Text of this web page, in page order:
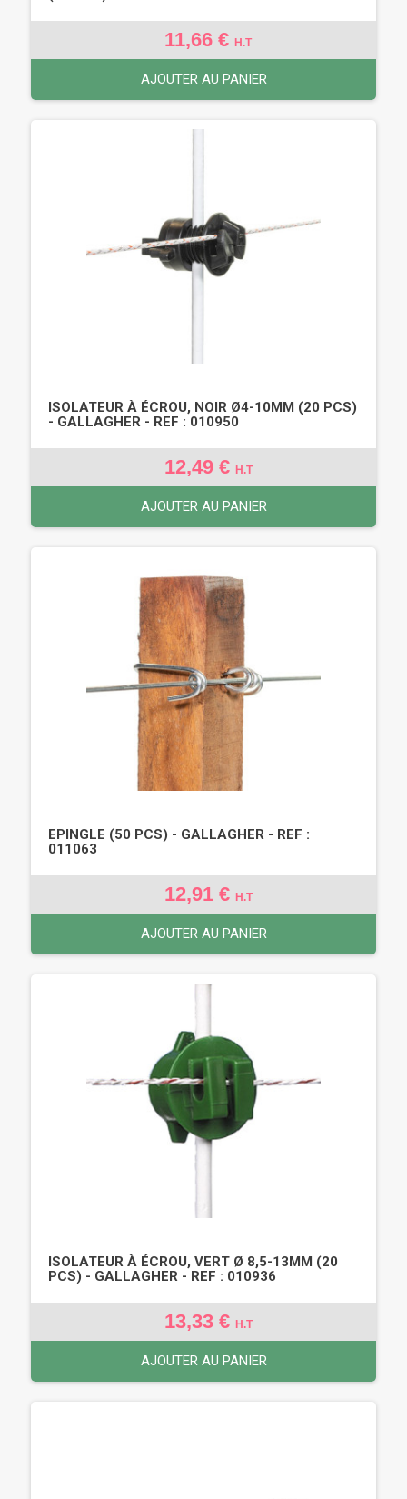
11,66 € H.T
AJOUTER AU PANIER
ISOLATEUR À ÉCROU, NOIR Ø4-10MM (20 PCS)
- GALLAGHER - REF : 010950
12,49 € H.T
AJOUTER AU PANIER
EPINGLE (50 PCS) - GALLAGHER - REF :
011063
12,91 € H.T
AJOUTER AU PANIER
ISOLATEUR À ÉCROU, VERT Ø 8,5-13MM (20
PCS) - GALLAGHER - REF : 010936
13,33 € H.T
AJOUTER AU PANIER